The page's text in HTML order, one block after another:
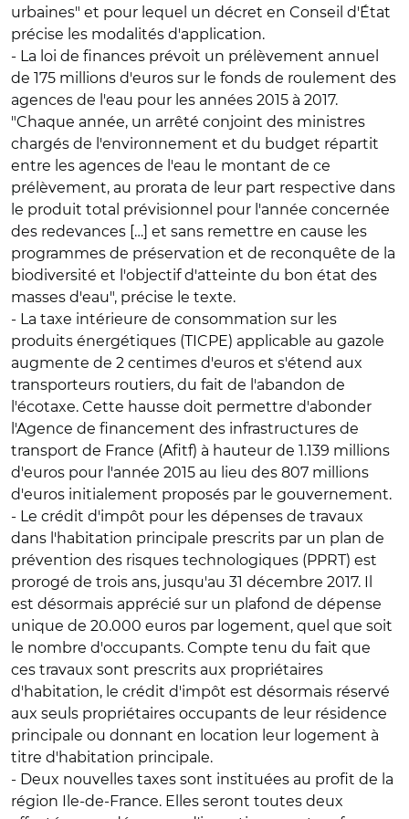
urbaines" et pour lequel un décret en Conseil d'État
précise les modalités d'application.
- La loi de finances prévoit un prélèvement annuel
de 175 millions d'euros sur le fonds de roulement des
agences de l'eau pour les années 2015 à 2017.
"Chaque année, un arrêté conjoint des ministres
chargés de l'environnement et du budget répartit
entre les agences de l'eau le montant de ce
prélèvement, au prorata de leur part respective dans
le produit total prévisionnel pour l'année concernée
des redevances […] et sans remettre en cause les
programmes de préservation et de reconquête de la
biodiversité et l'objectif d'atteinte du bon état des
masses d'eau", précise le texte.
- La taxe intérieure de consommation sur les
produits énergétiques (TICPE) applicable au gazole
augmente de 2 centimes d'euros et s'étend aux
transporteurs routiers, du fait de l'abandon de
l'écotaxe. Cette hausse doit permettre d'abonder
l'Agence de financement des infrastructures de
transport de France (Afitf) à hauteur de 1.139 millions
d'euros pour l'année 2015 au lieu des 807 millions
d'euros initialement proposés par le gouvernement.
- Le crédit d'impôt pour les dépenses de travaux
dans l'habitation principale prescrits par un plan de
prévention des risques technologiques (PPRT) est
prorogé de trois ans, jusqu'au 31 décembre 2017. Il
est désormais apprécié sur un plafond de dépense
unique de 20.000 euros par logement, quel que soit
le nombre d'occupants. Compte tenu du fait que
ces travaux sont prescrits aux propriétaires
d'habitation, le crédit d'impôt est désormais réservé
aux seuls propriétaires occupants de leur résidence
principale ou donnant en location leur logement à
titre d'habitation principale.
- Deux nouvelles taxes sont instituées au profit de la
région Ile-de-France. Elles seront toutes deux